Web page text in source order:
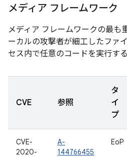
メディア フレームワーク
メディア フレームワークの最も
ーカルの攻撃者が細工したファ
セス内で任意のコードを実行す
CVE 参照
タ
イ
プ
CVE-
2020-
A-
144766455
EoP